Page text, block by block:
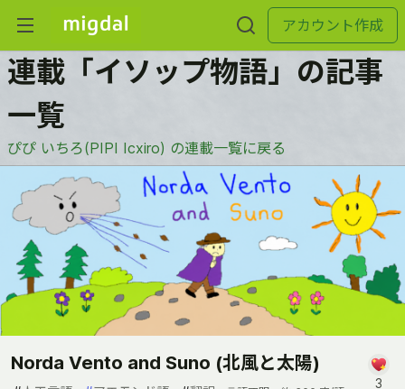
アカウント作成
連載「イソップ物語」の記事
一覧
ぴぴ いちろ(PIPI Icxiro) の連載一覧に戻る
Norda Vento and Suno (北風と太陽)
3